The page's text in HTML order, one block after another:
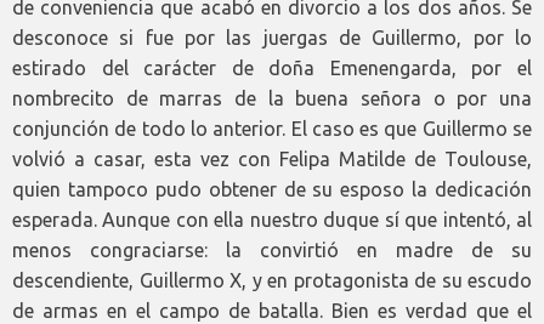
de conveniencia que acabó en divorcio a los dos años. Se
desconoce si fue por las juergas de Guillermo, por lo
estirado del carácter de doña Emenengarda, por el
nombrecito de marras de la buena señora o por una
conjunción de todo lo anterior. El caso es que Guillermo se
volvió a casar, esta vez con Felipa Matilde de Toulouse,
quien tampoco pudo obtener de su esposo la dedicación
esperada. Aunque con ella nuestro duque sí que intentó, al
menos congraciarse: la convirtió en madre de su
descendiente, Guillermo X, y en protagonista de su escudo
de armas en el campo de batalla. Bien es verdad que el